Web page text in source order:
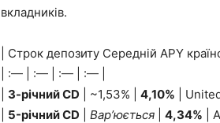
вкладників.
| Строк депозиту Середній APY
| :— | :— | :— | :— |
3-річний CD | ~1,53% | 4,10% |
5-річний CD Вар’юється 4,34% |